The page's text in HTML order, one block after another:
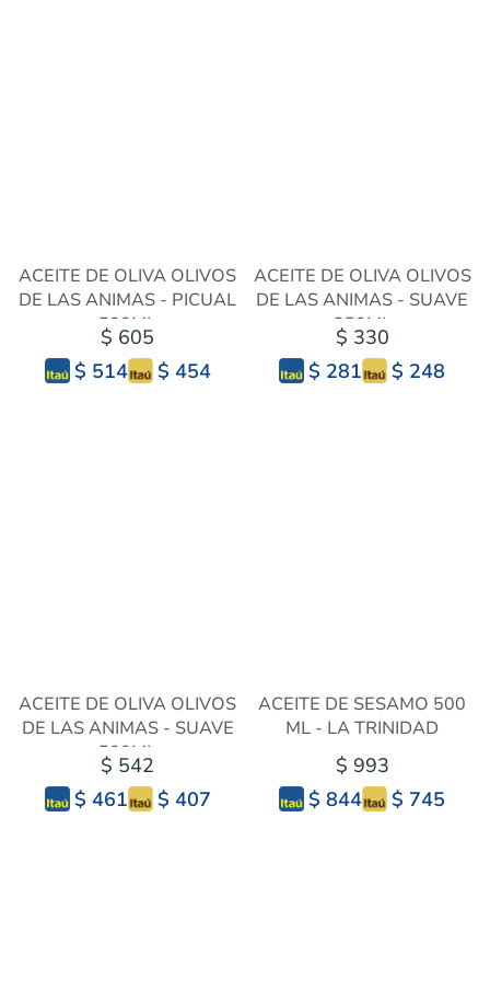
ACEITE DE OLIVA OLIVOS
DE LAS ANIMAS - PICUAL
500ML
$ 605
$ 514
$ 454
ACEITE DE OLIVA OLIVOS
DE LAS ANIMAS - SUAVE
250ML
$ 330
$ 281
$ 248
ACEITE DE OLIVA OLIVOS
DE LAS ANIMAS - SUAVE
500ML
$ 542
$ 461
$ 407
ACEITE DE SESAMO 500
ML - LA TRINIDAD
$ 993
$ 844
$ 745